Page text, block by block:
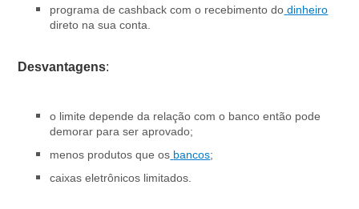
programa de cashback com o recebimento do dinheiro
direto na sua conta.
Desvantagens:
o limite depende da relação com o banco então pode
demorar para ser aprovado;
menos produtos que os bancos;
caixas eletrônicos limitados.